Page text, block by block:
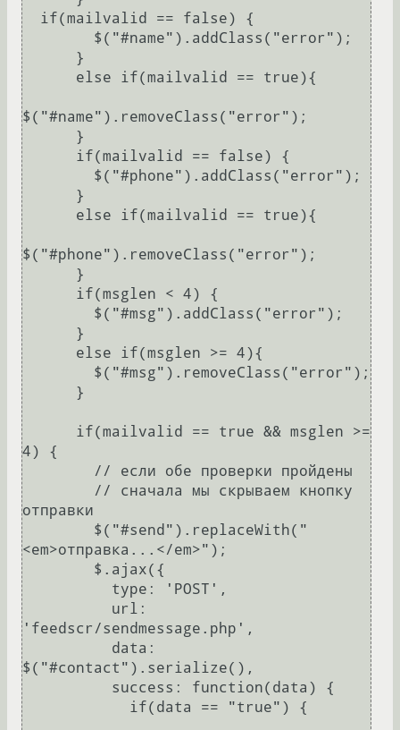
$("#name").removeClass("error");
$("#phone").removeClass("error");
4) {
отправки
<em>отправка...</em>");
'feedscr/sendmessage.php',
$("#contact").serialize(),